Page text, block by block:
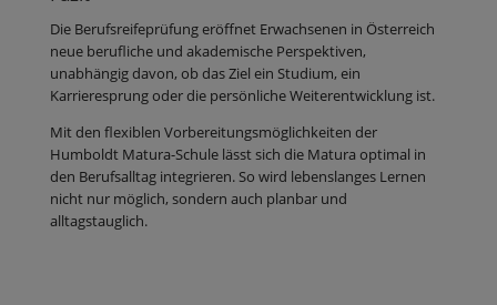
Die Berufsreifeprüfung eröffnet Erwachsenen in Österreich
neue berufliche und akademische Perspektiven,
unabhängig davon, ob das Ziel ein Studium, ein
Karrieresprung oder die persönliche Weiterentwicklung ist.
Mit den flexiblen Vorbereitungsmöglichkeiten der
Humboldt Matura-Schule lässt sich die Matura optimal in
den Berufsalltag integrieren. So wird lebenslanges Lernen
nicht nur möglich, sondern auch planbar und
alltagstauglich.